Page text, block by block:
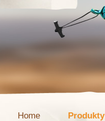
Home Produkty